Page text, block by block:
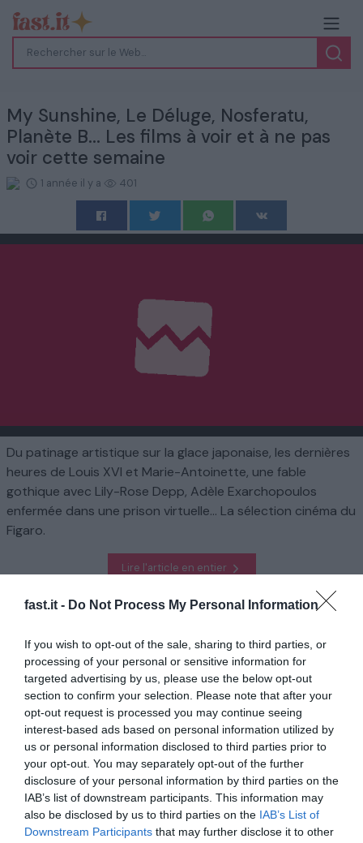
fast.it - Do Not Process My Personal Information
If you wish to opt-out of the sale, sharing to third parties, or
processing of your personal or sensitive information for
targeted advertising by us, please use the below opt-out
section to confirm your selection. Please note that after your
opt-out request is processed you may continue seeing
interest-based ads based on personal information utilized by
us or personal information disclosed to third parties prior to
your opt-out. You may separately opt-out of the further
disclosure of your personal information by third parties on the
IAB’s list of downstream participants. This information may
also be disclosed by us to third parties on the IAB’s List of
Downstream Participants that may further disclose it to other
My Sunshine, Le Déluge, Nosferatu,
Planète B... Les films à voir et à ne pas
voir cette semaine
1 année il y a 401
Du patinage artistique sur la glace japonaise, les dernières
heures de Louis XVI et Marie-Antoinette, une fable
gothique avec Lily-Rose Depp, Adèle Exarchopoulos
enfermée dans une prison virtuelle... La sélection cinéma du
Figaro.
Lire l'article en entier
à ne pas voir cette semaine
En rapport
Après la plainte de Justin Baldoni pour
diffamation contre l...
1 année il y a 757
Chiara Mastroianni raconte sa grosse colère
contre sa mère C...